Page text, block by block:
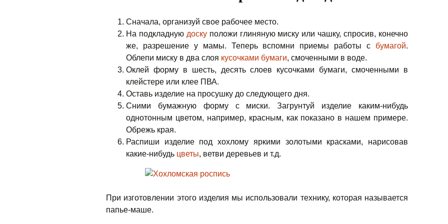
Сначала, организуй свое рабочее место.
На подкладную доскуположи глиняную миску или чашку, спросив, конечно
же, разрешение у мамы. Теперь вспомни приемы работы с бумагой.
Облепи миску в два слоя кусочками бумаги, смоченными в воде.
Оклей форму в шесть, десять слоев кусочками бумаги, смоченными в
клейстере или клее ПВА.
Оставь изделие на просушку до следующего дня.
Сними бумажную форму с миски. Загрунтуй изделие каким-нибудь
однотонным цветом, например, красным, как показано в нашем примере.
Обрежь края.
Распиши изделие под хохлому яркими золотыми красками, нарисовав
какие-нибудь цветы, ветви деревьев и т.д.
При изготовлении этого изделия мы использовали технику, которая называется
папье-маше.